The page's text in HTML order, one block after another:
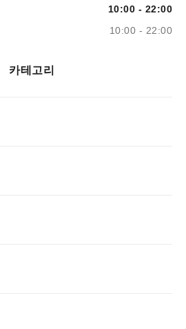
10:00 - 22:00
10:00 - 22:00
카테고리